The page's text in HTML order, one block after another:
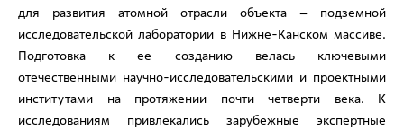
для развития атомной отрасли объекта – подземной
исследовательской лаборатории в Нижне-Канском массиве.
Подготовка к ее созданию велась ключевыми
отечественными научно-исследовательскими и проектными
институтами на протяжении почти четверти века. К
исследованиям привлекались зарубежные экспертные